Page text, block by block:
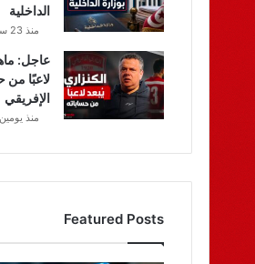
الداخلية
منذ 23 ساعة
عاجل:
لاعبًا من
الإفريقي
منذ يومين
Featured Posts